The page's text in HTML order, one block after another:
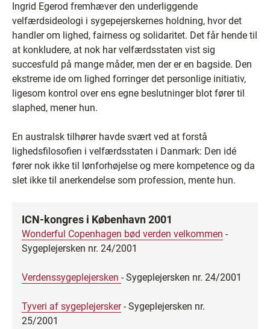
Ingrid Egerod fremhæver den underliggende
velfærdsideologi i sygepejerskernes holdning, hvor det
handler om lighed, fairness og solidaritet. Det får hende til
at konkludere, at nok har velfærdsstaten vist sig
succesfuld på mange måder, men der er en bagside. Den
ekstreme ide om lighed forringer det personlige initiativ,
ligesom kontrol over ens egne beslutninger blot fører til
slaphed, mener hun.
En australsk tilhører havde svært ved at forstå
lighedsfilosofien i velfærdsstaten i Danmark: Den idé
fører nok ikke til lønforhøjelse og mere kompetence og da
slet ikke til anerkendelse som profession, mente hun.
ICN-kongres i København 2001
Wonderful Copenhagen bød verden velkommen -
Sygeplejersken nr. 24/2001
Verdenssygeplejersken - Sygeplejersken nr. 24/2001
Tyveri af sygeplejersker- Sygeplejersken nr.
25/2001